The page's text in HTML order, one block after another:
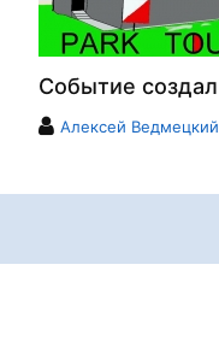
Событие создал
Алексей Ведмецкий